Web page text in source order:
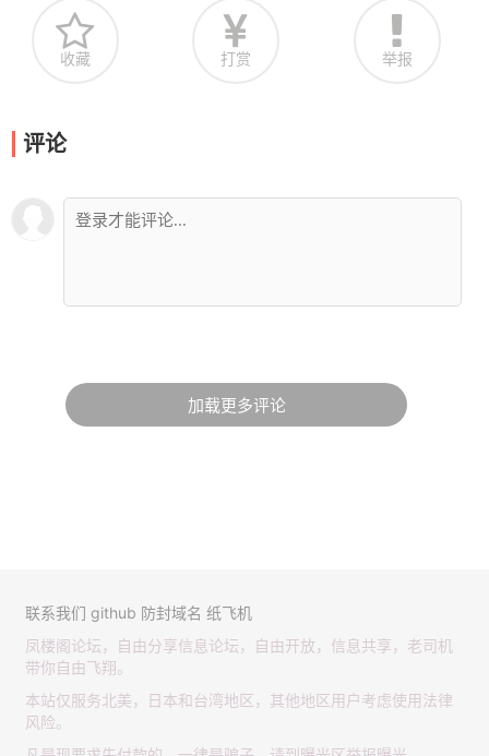
收藏 打赏 举报
评论
加载更多评论
联系我们 github 防封域名 纸飞机
凤楼阁论坛，自由分享信息论坛，自由开放，信息共享，老司机
带你自由飞翔。
本站仅服务北美，日本和台湾地区，其他地区用户考虑使用法律
风险。